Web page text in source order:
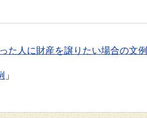
た人に財産を譲りたい場合の文例
」